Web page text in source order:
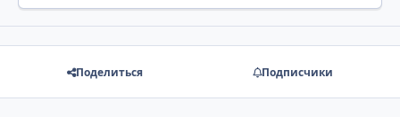
Поделиться Подписчики